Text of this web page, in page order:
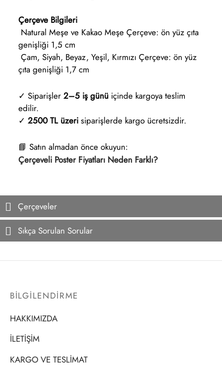
Çerçeve Bilgileri
Natural Meşe ve Kakao Meşe Çerçeve: ön yüz çıta
genişliği 1,5 cm
Çam, Siyah, Beyaz, Yeşil, Kırmızı Çerçeve: ön yüz
çıta genişliği 1,7 cm
✓ Siparişler 2–5 iş günü içinde kargoya teslim
edilir.
✓ 2500 TL üzeri siparişlerde kargo ücretsizdir.
📘 Satın almadan önce okuyun:
Çerçeveli Poster Fiyatları Neden Farklı?
Çerçeveler
Sıkça Sorulan Sorular
BİLGİLENDİRME
HAKKIMIZDA
İLETİŞİM
KARGO VE TESLİMAT